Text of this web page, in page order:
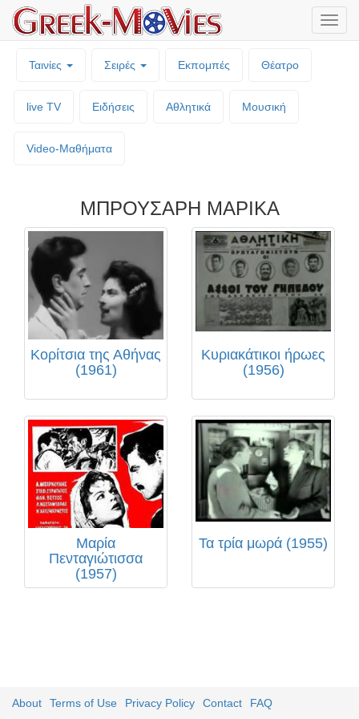
Ταινίες Σειρές Εκπομπές Θέατρο
live TV Ειδήσεις Αθλητικά Μουσική
Video-Mαθήματα
ΜΠΡΟΥΣΑΡΗ ΜΑΡΙΚΑ
Κορίτσια της Αθήνας
(1961)
Κυριακάτικοι ήρωες
(1956)
Μαρία
Πενταγιώτισσα
(1957)
Τα τρία μωρά (1955)
About Terms of Use Privacy Policy Contact FAQ